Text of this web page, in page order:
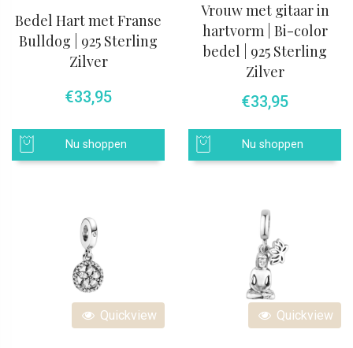
Bedel Hart met Franse
Bulldog | 925 Sterling
Zilver
€33,95
Nu shoppen
Vrouw met gitaar in
hartvorm | Bi-color
bedel | 925 Sterling
Zilver
€33,95
Nu shoppen
Quickview Quickview